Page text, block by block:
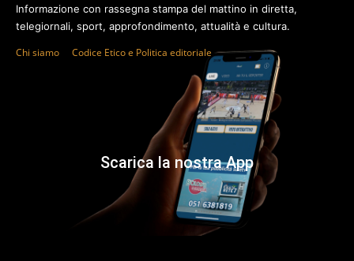
Informazione con rassegna stampa del mattino in diretta,
telegiornali, sport, approfondimento, attualità e cultura.
Chi siamo Codice Etico e Politica editoriale
Scarica la nostra App